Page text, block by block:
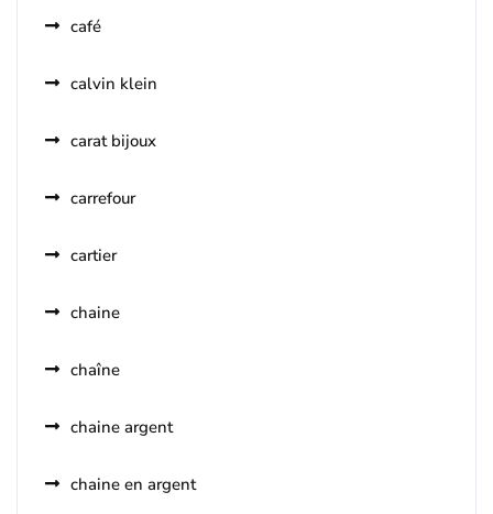
café
calvin klein
carat bijoux
carrefour
cartier
chaine
chaîne
chaine argent
chaine en argent